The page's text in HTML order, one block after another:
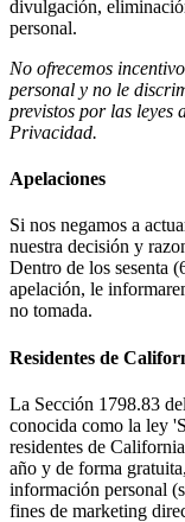
divulgación,
personal.
No ofrecemos
personal y no le
previstos por las leyes
Privacidad.
Apelaciones
Si nos negamos a
nuestra decisión y
Dentro de los sesenta
apelación, le
no tomada.
Residentes de
La Sección 1798.83
conocida como la ley
residentes de
año y de forma
información personal
fines de marketing